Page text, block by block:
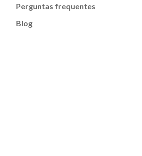
Perguntas frequentes
Blog